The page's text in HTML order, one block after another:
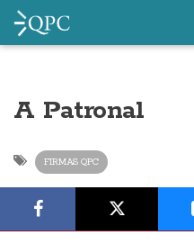
A Patronal
FIRMAS QPC